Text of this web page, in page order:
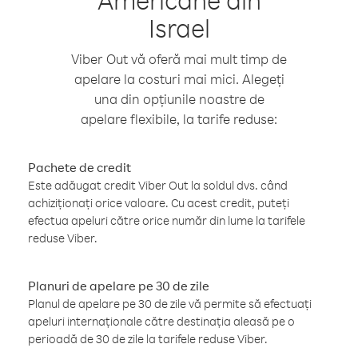
Israel
Viber Out vă oferă mai mult timp de
apelare la costuri mai mici. Alegeți
una din opțiunile noastre de
apelare flexibile, la tarife reduse:
Pachete de credit
Este adăugat credit Viber Out la soldul dvs. când
achiziționați orice valoare. Cu acest credit, puteți
efectua apeluri către orice număr din lume la tarifele
reduse Viber.
Planuri de apelare pe 30 de zile
Planul de apelare pe 30 de zile vă permite să efectuați
apeluri internaționale către destinația aleasă pe o
perioadă de 30 de zile la tarifele reduse Viber.